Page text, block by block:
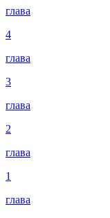
глава
4
глава
3
глава
2
глава
1
глава